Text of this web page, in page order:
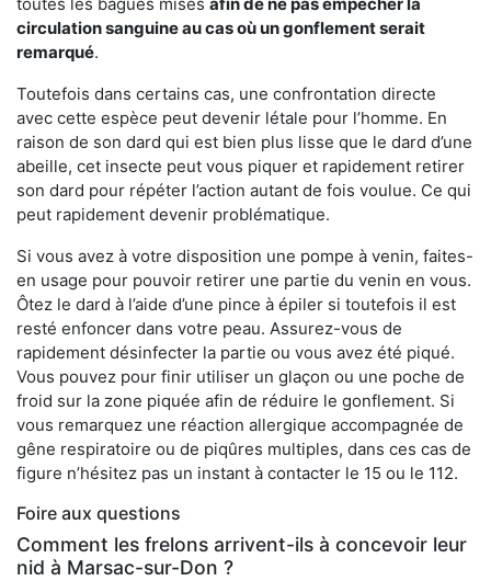
circulation sanguine au cas où un gonflement serait
remarqué.
Toutefois dans certains cas, une confrontation directe
avec cette espèce peut devenir létale pour l’homme. En
raison de son dard qui est bien plus lisse que le dard d’une
abeille, cet insecte peut vous piquer et rapidement retirer
son dard pour répéter l’action autant de fois voulue. Ce qui
peut rapidement devenir problématique.
Si vous avez à votre disposition une pompe à venin, faites-
en usage pour pouvoir retirer une partie du venin en vous.
Ôtez le dard à l’aide d’une pince à épiler si toutefois il est
resté enfoncer dans votre peau. Assurez-vous de
rapidement désinfecter la partie ou vous avez été piqué.
Vous pouvez pour finir utiliser un glaçon ou une poche de
froid sur la zone piquée afin de réduire le gonflement. Si
vous remarquez une réaction allergique accompagnée de
gêne respiratoire ou de piqûres multiples, dans ces cas de
figure n’hésitez pas un instant à contacter le 15 ou le 112.
Foire aux questions
Comment les frelons arrivent-ils à concevoir leur
nid à Marsac-sur-Don ?